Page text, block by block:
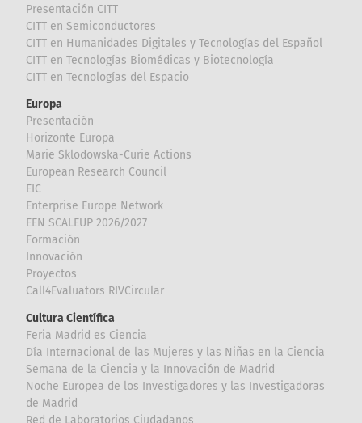
Presentación CITT
CITT en Semiconductores
CITT en Humanidades Digitales y Tecnologías del Español
CITT en Tecnologías Biomédicas y Biotecnología
CITT en Tecnologías del Espacio
Europa
Presentación
Horizonte Europa
Marie Sklodowska-Curie Actions
European Research Council
EIC
Enterprise Europe Network
EEN SCALEUP 2026/2027
Formación
Innovación
Proyectos
Call4Evaluators RIVCircular
Cultura Científica
Feria Madrid es Ciencia
Día Internacional de las Mujeres y las Niñas en la Ciencia
Semana de la Ciencia y la Innovación de Madrid
Noche Europea de los Investigadores y las Investigadoras
de Madrid